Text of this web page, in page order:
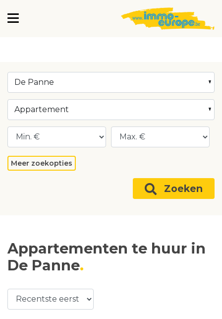
De Panne
Appartement
Meer zoekopties
Zoeken
Appartementen te huur in
De Panne